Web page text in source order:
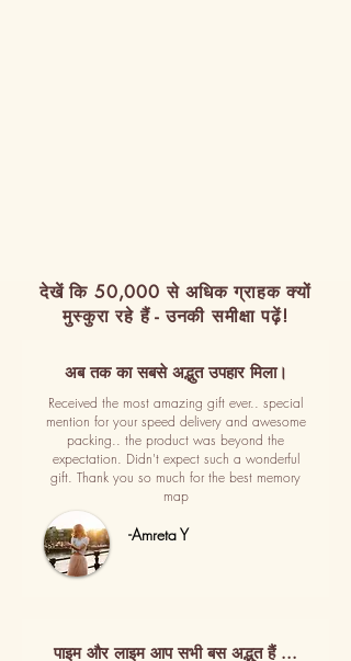
देखें कि 50,000 से अधिक ग्राहक क्यों
मुस्कुरा रहे हैं - उनकी समीक्षा पढ़ें!
अब तक का सबसे अद्भुत उपहार मिला।
Received the most amazing gift ever.. special
mention for your speed delivery and awesome
packing.. the product was beyond the
expectation. Didn't expect such a wonderful
gift. Thank you so much for the best memory
map
-Amreta Y
पाइम और लाइम आप सभी बस अद्भुत हैं ...